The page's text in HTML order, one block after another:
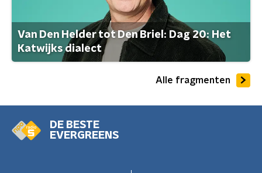
Van Den Helder tot Den Briel: Dag 20: Het
Katwijks dialect
Alle fragmenten
DE BESTE
EVERGREENS